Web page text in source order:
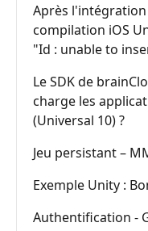
Après
compilation iOS
"Id : unable to
Le SDK de
charge les
(Universal 10) ?
Jeu persistant –
Exemple Unity :
Authentification -